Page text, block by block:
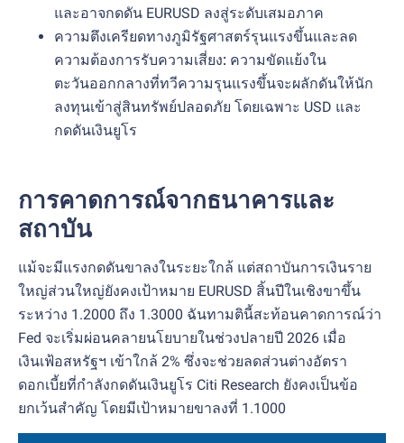
และอาจกดดัน EURUSD ลงสู่ระดับเสมอภาค
ความตึงเครียดทางภูมิรัฐศาสตร์รุนแรงขึ้นและลด
ความต้องการรับความเสี่ยง: ความขัดแย้งใน
ตะวันออกกลางที่ทวีความรุนแรงขึ้นจะผลักดันให้นัก
ลงทุนเข้าสู่สินทรัพย์ปลอดภัย โดยเฉพาะ USD และ
กดดันเงินยูโร
การคาดการณ์จากธนาคารและ
สถาบัน
แม้จะมีแรงกดดันขาลงในระยะใกล้ แต่สถาบันการเงินราย
ใหญ่ส่วนใหญ่ยังคงเป้าหมาย EURUSD สิ้นปีในเชิงขาขึ้น
ระหว่าง 1.2000 ถึง 1.3000 ฉันทามตินี้สะท้อนคาดการณ์ว่า
Fed จะเริ่มผ่อนคลายนโยบายในช่วงปลายปี 2026 เมื่อ
เงินเฟ้อสหรัฐฯ เข้าใกล้ 2% ซึ่งจะช่วยลดส่วนต่างอัตรา
ดอกเบี้ยที่กำลังกดดันเงินยูโร Citi Research ยังคงเป็นข้อ
ยกเว้นสำคัญ โดยมีเป้าหมายขาลงที่ 1.1000